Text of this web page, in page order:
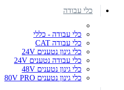
כלי עבודה
כלי עבודה - כללי
כלי עבודה CAT
כלי גינון נטענים 24V
כלי עבודה נטענים 24V
כלי גינון נטענים 48V
כלי גינון נטענים 80V PRO